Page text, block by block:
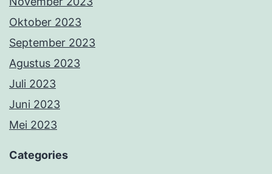
Oktober 2023
September 2023
Agustus 2023
Juli 2023
Juni 2023
Mei 2023
Categories